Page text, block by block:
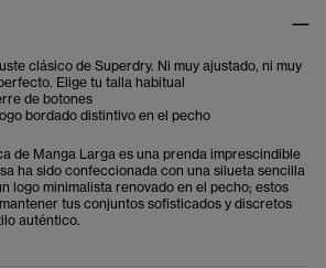
clásico de Superdry. Ni muy ajustado, ni muy
Elige tu talla habitual
de botones
bordado distintivo en el pecho
de Manga Larga es una prenda imprescindible
ha sido confeccionada con una silueta sencilla
logo minimalista renovado en el pecho; estos
tus conjuntos sofisticados y discretos
auténtico.